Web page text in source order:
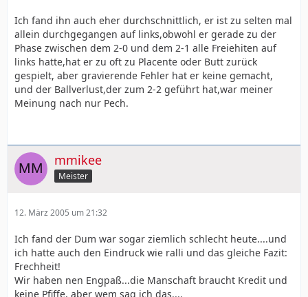
Ich fand ihn auch eher durchschnittlich, er ist zu selten mal
allein durchgegangen auf links,obwohl er gerade zu der
Phase zwischen dem 2-0 und dem 2-1 alle Freiehiten auf
links hatte,hat er zu oft zu Placente oder Butt zurück
gespielt, aber gravierende Fehler hat er keine gemacht,
und der Ballverlust,der zum 2-2 geführt hat,war meiner
Meinung nach nur Pech.
mmikee
Meister
12. März 2005 um 21:32
Ich fand der Dum war sogar ziemlich schlecht heute....und
ich hatte auch den Eindruck wie ralli und das gleiche Fazit:
Frechheit!
Wir haben nen Engpaß...die Manschaft braucht Kredit und
keine Pfiffe, aber wem sag ich das....